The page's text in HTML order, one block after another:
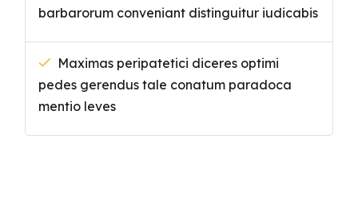
barbarorum conveniant distinguitur iudicabis
Maximas peripatetici diceres optimi
pedes gerendus tale conatum paradoca
mentio leves